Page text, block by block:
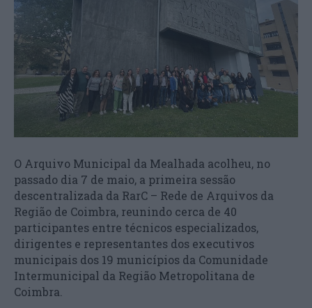
O Arquivo Municipal da Mealhada acolheu, no
passado dia 7 de maio, a primeira sessão
descentralizada da RarC – Rede de Arquivos da
Região de Coimbra, reunindo cerca de 40
participantes entre técnicos especializados,
dirigentes e representantes dos executivos
municipais dos 19 municípios da Comunidade
Intermunicipal da Região Metropolitana de
Coimbra.